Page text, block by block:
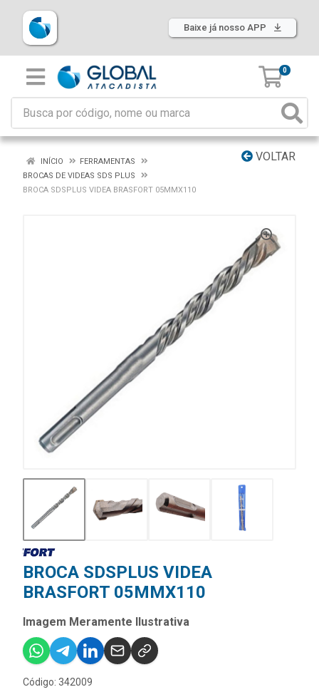
Baixe já nosso APP
0
VOLTAR
INÍCIO
FERRAMENTAS
BROCAS DE VIDEAS SDS PLUS
BROCA SDSPLUS VIDEA BRASFORT 05MMX110
BROCA SDSPLUS VIDEA
BRASFORT 05MMX110
Imagem Meramente Ilustrativa
Código: 342009